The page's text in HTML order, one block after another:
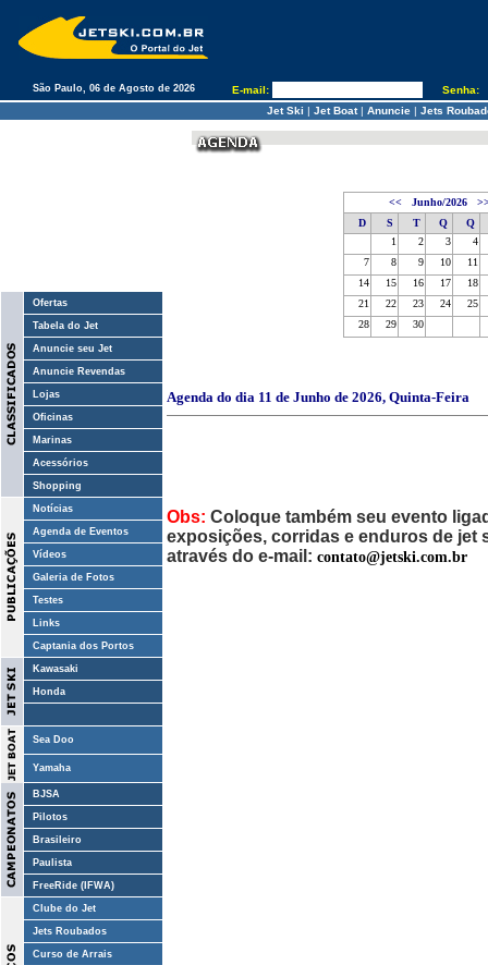
São Paulo, 06 de Agosto de 2026 E-mail:
Senha:
Jet Ski | Jet Boat| Anuncie | Jets
Ofertas
Tabela do Jet
Anuncie seu Jet
Anuncie Revendas
Lojas
Oficinas
Marinas
Acessórios
Shopping
Notícias
Agenda de Eventos
Vídeos
Galeria de Fotos
Testes
Links
Captania dos Portos
Kawasaki
Honda
Sea Doo
Yamaha
BJSA
Pilotos
Brasileiro
Paulista
FreeRide (IFWA)
Clube do Jet
Jets Roubados
Curso de Arrais
<< Junho/2026
D
S T Q
Q
1
2 3
4
7
8 9 10
11
14
15 16 17
18
21
22 23 24
25
28
29 30
Agenda do dia 11 de Junho de 2026, Quinta-Feira
Obs: Coloque também seu evento
exposições, corridas e enduros de jet
através do e-mail: contato@jetski.com.br